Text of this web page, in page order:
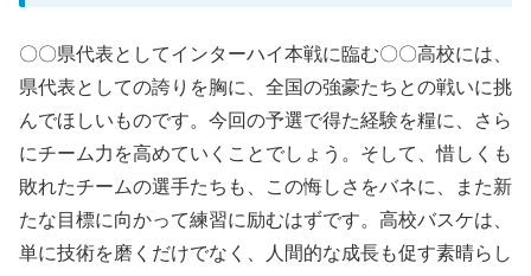
〇〇県代表としてインターハイ本戦に臨む〇〇高校には、
県代表としての誇りを胸に、全国の強豪たちとの戦いに挑
んでほしいものです。今回の予選で得た経験を糧に、さら
にチーム力を高めていくことでしょう。そして、惜しくも
敗れたチームの選手たちも、この悔しさをバネに、また新
たな目標に向かって練習に励むはずです。高校バスケは、
単に技術を磨くだけでなく、人間的な成長も促す素晴らし